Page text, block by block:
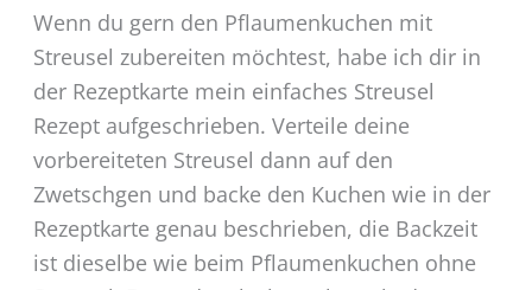
Wenn du gern den Pflaumenkuchen mit
Streusel zubereiten möchtest, habe ich dir in
der Rezeptkarte mein einfaches Streusel
Rezept aufgeschrieben. Verteile deine
vorbereiteten Streusel dann auf den
Zwetschgen und backe den Kuchen wie in der
Rezeptkarte genau beschrieben, die Backzeit
ist dieselbe wie beim Pflaumenkuchen ohne